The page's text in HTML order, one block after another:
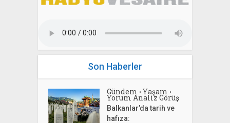
Son Haberler
Gündem • Yaşam •
Yorum Analiz Görüş
Balkanlar’da tarih ve
hafıza: